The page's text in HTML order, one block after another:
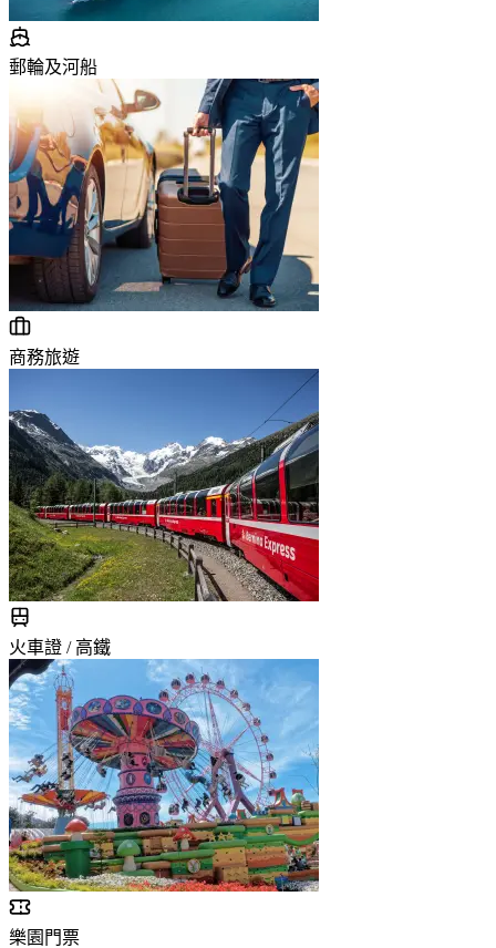
郵輪及河船
商務旅遊
火車證 / 高鐵
樂園門票